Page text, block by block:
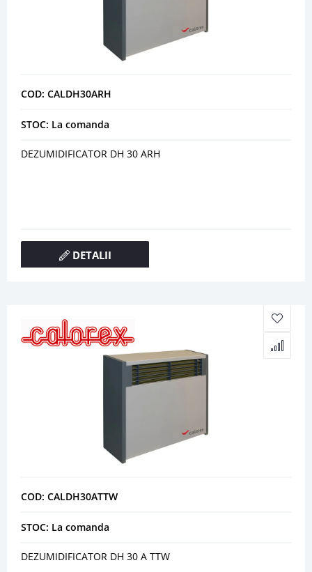
COD: CALDH30ARH
STOC: La comanda
DEZUMIDIFICATOR DH 30 ARH
DETALII
COD: CALDH30ATTW
STOC: La comanda
DEZUMIDIFICATOR DH 30 A TTW